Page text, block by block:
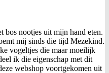
bos nootjes uit mijn hand eten.
mij sinds die tijd Mezekind.
vogeltjes die maar moeilijk
ik die eigenschap met dit
webshop voortgekomen uit